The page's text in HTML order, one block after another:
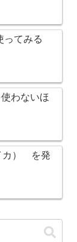
ってみる
わないほ
カ） を発